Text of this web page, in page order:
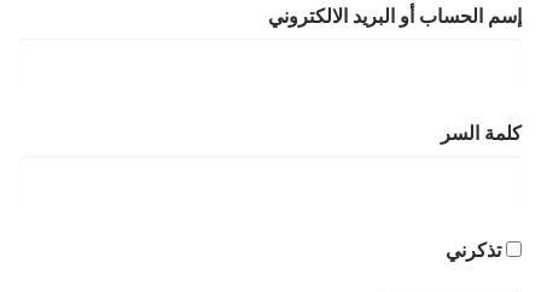
إسم الحساب أو البريد الالكتروني
كلمة السر
تذكرني